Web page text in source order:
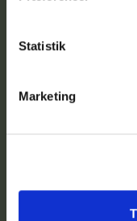
Statistik
Marketing